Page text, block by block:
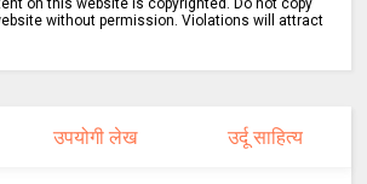
on this website is copyrighted. Do not copy
without permission. Violations will attract
उपयोगी लेख उर्दू साहित्य